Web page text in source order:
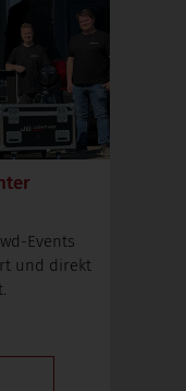
Events
und direkt